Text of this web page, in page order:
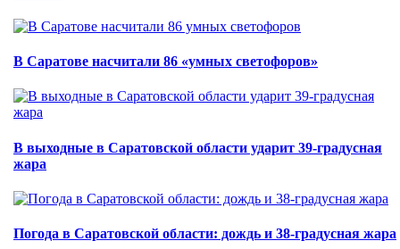
В Саратове насчитали 86 «умных светофоров»
В выходные в Саратовской области ударит 39-градусная
жара
Погода в Саратовской области: дождь и 38-градусная жара